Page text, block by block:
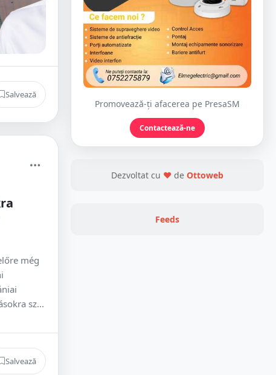
Salvează
még
sz...
Salvează
Promovează-ți afacerea pe PresaSM
Contactează-ne
Dezvoltat cu ❤ de Ottoweb
Feeds